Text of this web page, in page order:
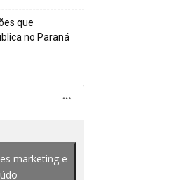
que
no Paraná
marketing e